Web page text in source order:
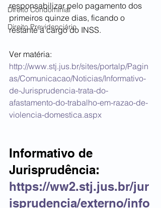
Direito Condominial
Direito Previdenciário
responsabilizar pelo pagamento dos
primeiros quinze dias, ficando o
restante a cargo do INSS.
Ver matéria:
http://www.stj.jus.br/sites/portalp/Pagin
as/Comunicacao/Noticias/Informativo-
de-Jurisprudencia-trata-do-
afastamento-do-trabalho-em-razao-de-
violencia-domestica.aspx
Informativo de
Jurisprudência:
https://ww2.stj.jus.br/jur
isprudencia/externo/info